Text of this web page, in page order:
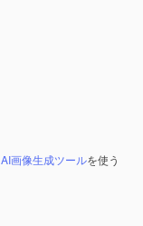
AI画像生成ツールを使う